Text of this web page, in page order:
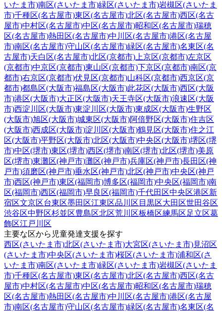
いたま市)南区(さいたま市)緑区(さいたま市)岩槻区(さいたま
市)千種区(名古屋市)東区(名古屋市)北区(名古屋市)西区(名古
屋市)中村区(名古屋市)中区(名古屋市)昭和区(名古屋市)瑞穂
区(名古屋市)熱田区(名古屋市)中川区(名古屋市)港区(名古屋
市)南区(名古屋市)守山区(名古屋市)緑区(名古屋市)名東区(名
古屋市)天白区(名古屋市)北区(京都市) 上京区(京都市)左京区
(京都市)中京区(京都市)東山区(京都市)下京区(京都市)南区(京
都市)右京区(京都市)伏見区(京都市)山科区(京都市)西京区(京
都市)都島区(大阪市)福島区(大阪市)此花区(大阪市)西区(大阪
市)港区(大阪市)大正区(大阪市)天王寺区(大阪市)浪速区(大阪
市)西淀川区(大阪市)東淀川区(大阪市)東成区(大阪市)生野区
(大阪市)旭区(大阪市)城東区(大阪市)阿倍野区(大阪市)住吉区
(大阪市)西成区(大阪市)淀川区(大阪市)鶴見区(大阪市)住之江
区(大阪市)平野区(大阪市)北区(大阪市)中央区(大阪市)堺区(堺
市)中区(堺市)東区(堺市)西区(堺市)南区(堺市)北区(堺市)美原
区(堺市)東灘区(神戸市)灘区(神戸市)兵庫区(神戸市)長田区(神
戸市)須磨区(神戸市)垂水区(神戸市)北区(神戸市)中央区(神戸
市)西区(神戸市)東区(福岡市)博多区(福岡市)中央区(福岡市)南
区(福岡市)西区(福岡市)早良区(福岡市)千代田区中央区港区新
宿区文京区台東区墨田区江東区品川区 目黒区大田区世田谷区
渋谷区中野区杉並区豊島区北区荒川区板橋区練馬区足立区葛
飾区江戸川区
主要な区から児童発達支援を探す
西区(さいたま市)北区(さいたま市)大宮区(さいたま市)見沼区
(さいたま市)中央区(さいたま市)桜区(さいたま市)浦和区(さ
いたま市)南区(さいたま市)緑区(さいたま市)岩槻区(さいたま
市)千種区(名古屋市)東区(名古屋市)北区(名古屋市)西区(名古
屋市)中村区(名古屋市)中区(名古屋市)昭和区(名古屋市)瑞穂
区(名古屋市)熱田区(名古屋市)中川区(名古屋市)港区(名古屋
市)南区(名古屋市)守山区(名古屋市)緑区(名古屋市)名東区(名